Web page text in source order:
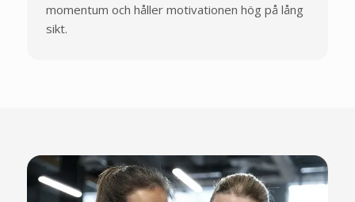
momentum och håller motivationen hög på lång
sikt.